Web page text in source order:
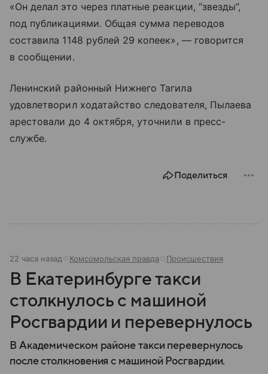
«Он делал это через платные реакции, “звезды”,
под публикациями. Общая сумма переводов
составила 1148 рублей 29 копеек», — говорится
в сообщении.
Ленинский районный Нижнего Тагила
удовлетворил ходатайство следователя, Пылаева
арестовали до 4 октября, уточнили в пресс-
службе.
Поделиться
22 часа назад Комсомольская правда Происшествия
В Екатеринбурге такси
столкнулось с машиной
Росгвардии и перевернулось
В Академическом районе такси перевернулось
после столкновения с машиной Росгвардии.